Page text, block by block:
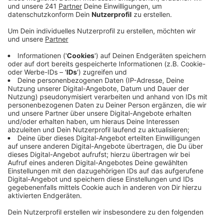
Mal in Rheinbach, dort machen zwei Grundschulen
Veröffentlicht:Donnerstag, 25.09.2025 07:06
Anzeige
Aktion für mehr Sicherheit im Straßenverkehr
Anzeige
Die Kids gehen heute mit ihren Eltern zur Schule, oder
fahren Fahrrad, Roller – alles, was kein Auto ist. Der
Tag verfolgt zwei Ziele: Zum einen sollen Kinder zu
mehr Bewegung animiert werden. Zum anderen soll der
Tag die Notwendigkeit sicherer Schulwege deutlich
machen. So soll, das wünschen sich hier zumindest die